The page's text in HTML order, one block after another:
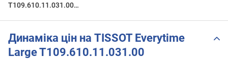
T109.610.11.031.00
Динаміка цін на TISSOT Everytime
Large T109.610.11.031.00